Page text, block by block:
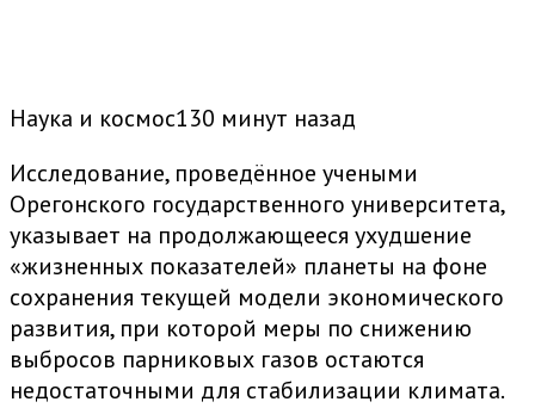
Наука и космос130 минут назад
Исследование, проведённое учеными
Орегонского государственного университета,
указывает на продолжающееся ухудшение
«жизненных показателей» планеты на фоне
сохранения текущей модели экономического
развития, при которой меры по снижению
выбросов парниковых газов остаются
недостаточными для стабилизации климата.